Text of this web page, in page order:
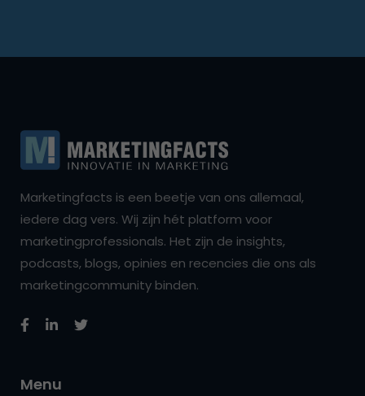
Marketingfacts is een beetje van ons allemaal,
iedere dag vers. Wij zijn hét platform voor
marketingprofessionals. Het zijn de insights,
podcasts, blogs, opinies en recencies die ons als
marketingcommunity binden.
Menu